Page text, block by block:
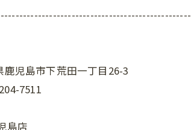
鹿児島市下荒田一丁目26-3
7511
島店